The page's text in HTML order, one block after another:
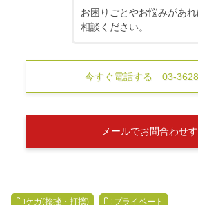
お困りごとやお悩みがあ
相談ください。
今すぐ電話する 03-
メールでお問合わせ
ケガ(捻挫・打撲) プライベート